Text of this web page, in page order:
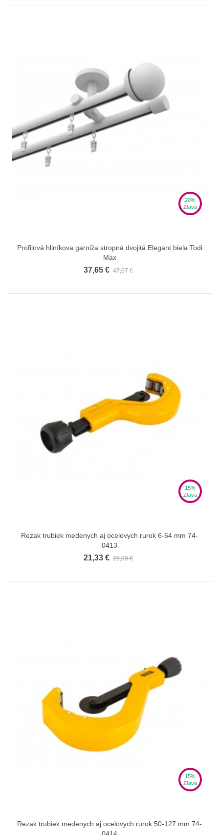
20%
Zľava
Profilová hliníkova garniža stropná dvojitá Elegant biela Todi
Max
37,65 € 47,07 €
15%
Zľava
Rezak trubiek medenych aj ocelovych rurok 6-64 mm 74-
0413
21,33 € 25,09 €
15%
Zľava
Rezak trubiek medenych aj ocelovych rurok 50-127 mm 74-
0414